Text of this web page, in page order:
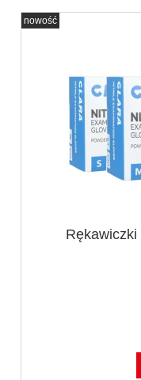
nowość